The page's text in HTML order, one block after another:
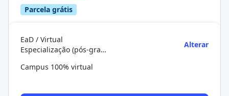
Parcela grátis
EaD / Virtual
Especialização (pós-graduação)
Alterar
Campus 100% virtual